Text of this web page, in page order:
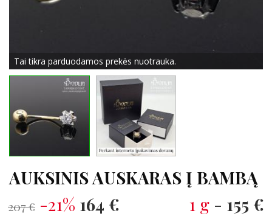
Tai tikra parduodamos prekės nuotrauka.
AUKSINIS AUSKARAS Į BAMBĄ
207 € -21% 164 € 1 g - 155 €